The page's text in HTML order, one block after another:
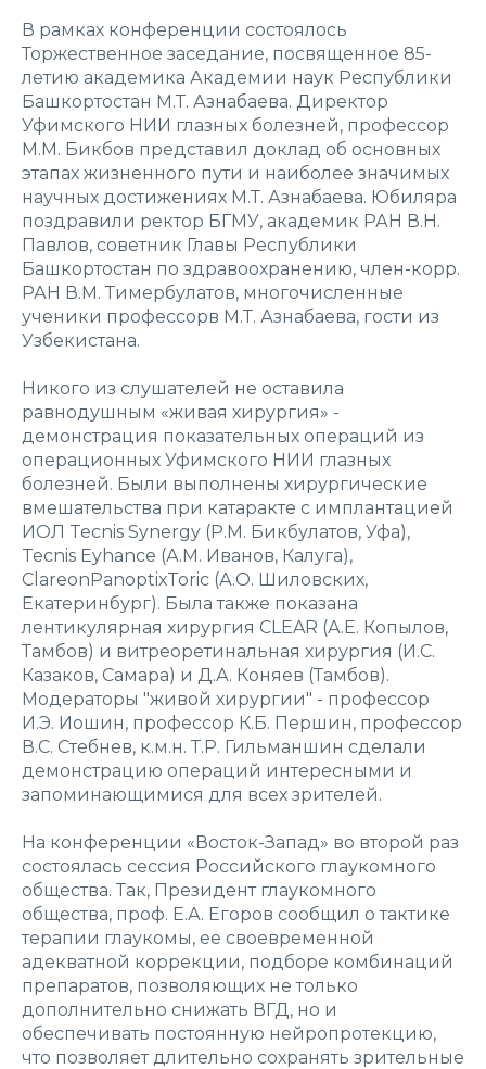
В рамках конференции состоялось
Торжественное заседание, посвященное 85-
летию академика Академии наук Республики
Башкортостан М.Т. Азнабаева. Директор
Уфимского НИИ глазных болезней, профессор
М.М. Бикбов представил доклад об основных
этапах жизненного пути и наиболее значимых
научных достижениях М.Т. Азнабаева. Юбиляра
поздравили ректор БГМУ, академик РАН В.Н.
Павлов, советник Главы Республики
Башкортостан по здравоохранению, член-корр.
РАН В.М. Тимербулатов, многочисленные
ученики профессорв М.Т. Азнабаева, гости из
Узбекистана.
Никого из слушателей не оставила
равнодушным «живая хирургия» -
демонстрация показательных операций из
операционных Уфимского НИИ глазных
болезней. Были выполнены хирургические
вмешательства при катаракте с имплантацией
ИОЛ Tecnis Synergy (Р.М. Бикбулатов, Уфа),
Tecnis Eyhance (А.М. Иванов, Калуга),
ClareonPanoptixToric (А.О. Шиловских,
Екатеринбург). Была также показана
лентикулярная хирургия CLEAR (А.Е. Копылов,
Тамбов) и витреоретинальная хирургия (И.С.
Казаков, Самара) и Д.А. Коняев (Тамбов).
Модераторы "живой хирургии" - профессор
И.Э. Иошин, профессор К.Б. Першин, профессор
В.С. Стебнев, к.м.н. Т.Р. Гильманшин сделали
демонстрацию операций интересными и
запоминающимися для всех зрителей.
На конференции «Восток-Запад» во второй раз
состоялась сессия Российского глаукомного
общества. Так, Президент глаукомного
общества, проф. Е.А. Егоров сообщил о тактике
терапии глаукомы, ее своевременной
адекватной коррекции, подборе комбинаций
препаратов, позволяющих не только
дополнительно снижать ВГД, но и
обеспечивать постоянную нейропротекцию,
что позволяет длительно сохранять зрительные